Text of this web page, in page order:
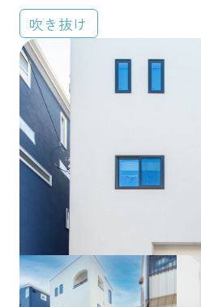
吹き抜け